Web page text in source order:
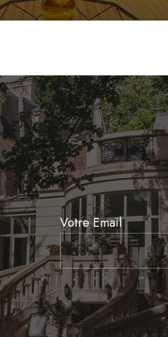
Newsletter
Signup
Votre Email